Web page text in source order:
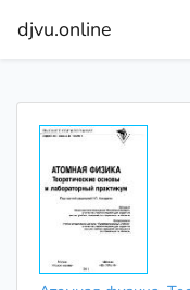
djvu.online